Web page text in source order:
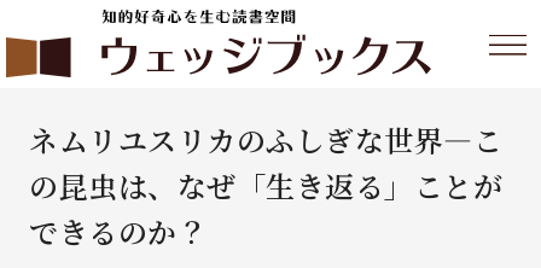
ネムリユスリカのふしぎな世界―こ
の昆虫は、なぜ「生き返る」ことが
できるのか？